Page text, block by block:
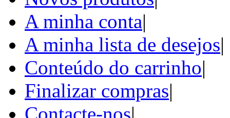
A minha conta|
A minha lista de desejos|
Conteúdo do carrinho|
Finalizar compras|